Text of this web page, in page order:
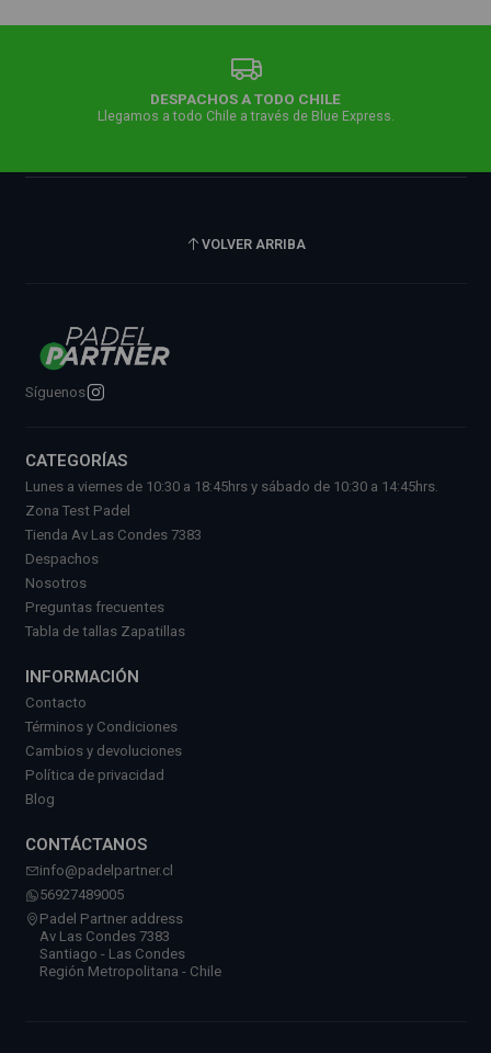
DESPACHOS A TODO CHILE
Llegamos a todo Chile a través de Blue Express.
VOLVER ARRIBA
Síguenos
CATEGORÍAS
Lunes a viernes de 10:30 a 18:45hrs y sábado de 10:30 a 14:45hrs.
Zona Test Padel
Tienda Av Las Condes 7383
Despachos
Nosotros
Preguntas frecuentes
Tabla de tallas Zapatillas
INFORMACIÓN
Contacto
Términos y Condiciones
Cambios y devoluciones
Política de privacidad
Blog
CONTÁCTANOS
info@padelpartner.cl
56927489005
Padel Partner address
Av Las Condes 7383
Santiago - Las Condes
Región Metropolitana - Chile